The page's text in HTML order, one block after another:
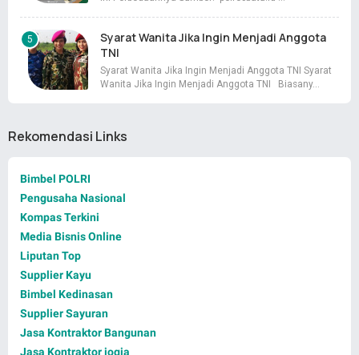
Syarat Wanita Jika Ingin Menjadi Anggota
TNI
Syarat Wanita Jika Ingin Menjadi Anggota TNI Syarat
Wanita Jika Ingin Menjadi Anggota TNI Biasany…
Rekomendasi Links
Bimbel POLRI
Pengusaha Nasional
Kompas Terkini
Media Bisnis Online
Liputan Top
Supplier Kayu
Bimbel Kedinasan
Supplier Sayuran
Jasa Kontraktor Bangunan
Jasa Kontraktor jogja